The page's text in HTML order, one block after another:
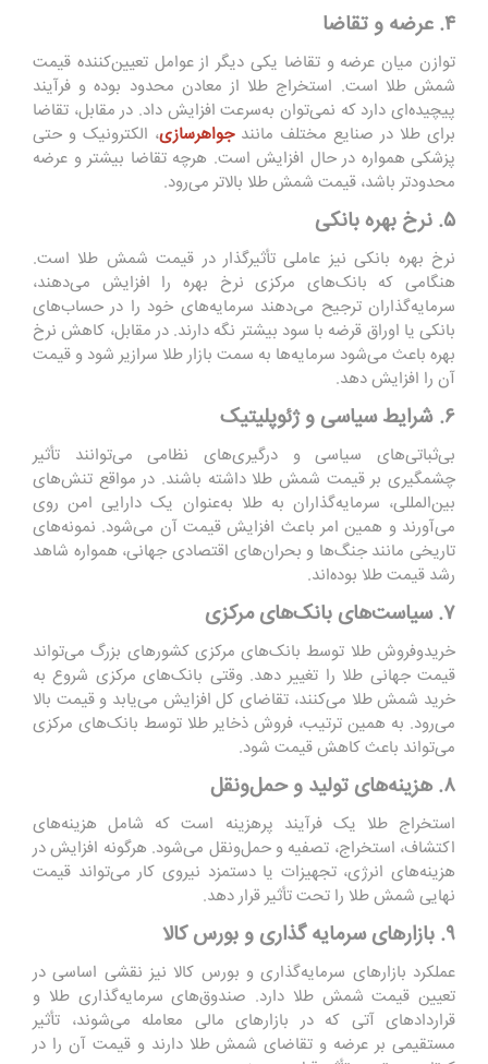
۴. عرضه و تقاضا
توازن میان عرضه و تقاضا یکی دیگر از عوامل تعیین‌کننده قیمت
شمش طلا است. استخراج طلا از معادن محدود بوده و فرآیند
پیچیده‌ای دارد که نمی‌توان به‌سرعت افزایش داد. در مقابل، تقاضا
برای طلا در صنایع مختلف مانندجواهرسازی، الکترونیک و حتی
پزشکی همواره در حال افزایش است. هرچه تقاضا بیشتر و عرضه
محدودتر باشد، قیمت شمش طلا بالاتر می‌رود.
۵. نرخ بهره بانکی
نرخ بهره بانکی نیز عاملی تأثیرگذار در قیمت شمش طلا است.
هنگامی که بانک‌های مرکزی نرخ بهره را افزایش می‌دهند،
سرمایه‌گذاران ترجیح می‌دهند سرمایه‌های خود را در حساب‌های
بانکی یا اوراق قرضه با سود بیشتر نگه دارند. در مقابل، کاهش نرخ
بهره باعث می‌شود سرمایه‌ها به سمت بازار طلا سرازیر شود و قیمت
آن را افزایش دهد.
۶. شرایط سیاسی و ژئوپلیتیک
بی‌ثباتی‌های سیاسی و درگیری‌های نظامی می‌توانند تأثیر
چشمگیری بر قیمت شمش طلا داشته باشند. در مواقع تنش‌های
بین‌المللی، سرمایه‌گذاران به طلا به‌عنوان یک دارایی امن روی
می‌آورند و همین امر باعث افزایش قیمت آن می‌شود. نمونه‌های
تاریخی مانند جنگ‌ها و بحران‌های اقتصادی جهانی، همواره شاهد
رشد قیمت طلا بوده‌اند.
۷. سیاست‌های بانک‌های مرکزی
خریدوفروش طلا توسط بانک‌های مرکزی کشورهای بزرگ می‌تواند
قیمت جهانی طلا را تغییر دهد. وقتی بانک‌های مرکزی شروع به
خرید شمش طلا می‌کنند، تقاضای کل افزایش می‌یابد و قیمت بالا
می‌رود. به همین ترتیب، فروش ذخایر طلا توسط بانک‌های مرکزی
می‌تواند باعث کاهش قیمت شود.
۸. هزینه‌های تولید و حمل‌ونقل
استخراج طلا یک فرآیند پرهزینه است که شامل هزینه‌های
اکتشاف، استخراج، تصفیه و حمل‌ونقل می‌شود. هرگونه افزایش در
هزینه‌های انرژی، تجهیزات یا دستمزد نیروی کار می‌تواند قیمت
نهایی شمش طلا را تحت تأثیر قرار دهد.
۹. بازارهای سرمایه‌ گذاری و بورس کالا
عملکرد بازارهای سرمایه‌گذاری و بورس کالا نیز نقشی اساسی در
تعیین قیمت شمش طلا دارد. صندوق‌های سرمایه‌گذاری طلا و
قراردادهای آتی که در بازارهای مالی معامله می‌شوند، تأثیر
مستقیمی بر عرضه و تقاضای شمش طلا دارند و قیمت آن را در